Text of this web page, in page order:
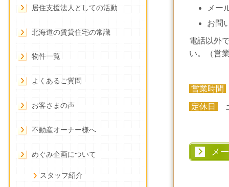
メー
お問
電話以外
い。（営
営業時間
定休日
メ
居住支援法人としての活動
北海道の賃貸住宅の常識
物件一覧
よくあるご質問
お客さまの声
不動産オーナー様へ
めぐみ企画について
スタッフ紹介